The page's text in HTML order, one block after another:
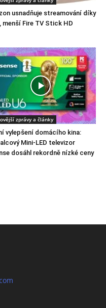
usnadňuje streamování díky
menší Fire TV Stick HD
zprávy a články
vylepšení domácího kina:
Mini-LED televizor
dosáhl rekordně nízké ceny